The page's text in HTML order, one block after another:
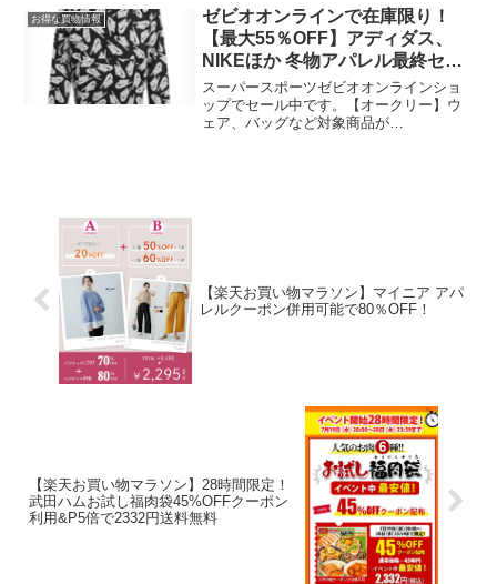
クが凄い！買い回り数にもよりますが、
わたしの場...
お得な買物情報
ゼビオオンラインで在庫限り！
【最大55％OFF】アディダス、
NIKEほか 冬物アパレル最終セー
ル、オークリー20％クーポン
スーパースポーツゼビオオンラインショ
ップでセール中です。【オークリー】ウ
ェア、バッグなど対象商品が
【楽天お買い物マラソン】マイニア アパ
レルクーポン併用可能で80％OFF！
【楽天お買い物マラソン】28時間限定！
武田ハムお試し福肉袋45%OFFクーポン
利用&P5倍で2332円送料無料